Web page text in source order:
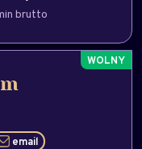
brutto
email